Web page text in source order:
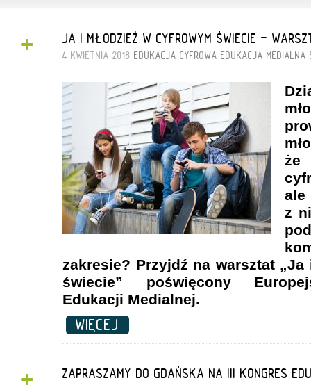
+ JA I MŁODZIEŻ W CYFROWYM ŚWIECIE -
4 KWIETNIA 2018 EDUKACJA CYFROWA EDUKACJA MEDIALNA
że
ale
z
zakresie? Przyjdź na warsztat „Ja
świecie” poświęcony
Edukacji Medialnej.
WIĘCEJ
ZAPRASZAMY DO GDAŃSKA NA III KONGRES